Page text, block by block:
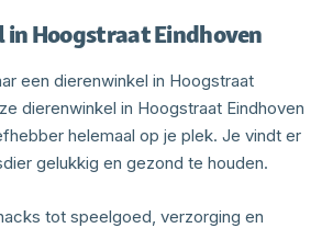
Hoogstraat Eindhoven
een dierenwinkel in Hoogstraat
dierenwinkel in Hoogstraat Eindhoven
helemaal op je plek. Je vindt er
gelukkig en gezond te houden.
tot speelgoed, verzorging en